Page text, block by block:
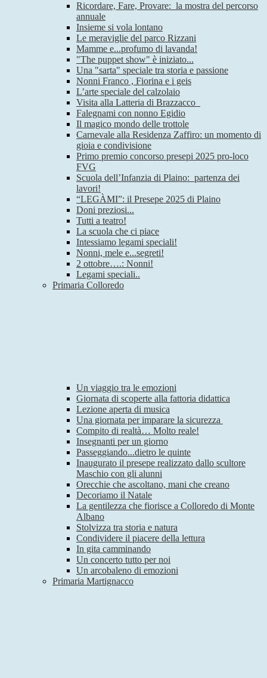
Ricordare, Fare, Provare: la mostra del percorso
annuale
Insieme si vola lontano
Le meraviglie del parco Rizzani
Mamme e...profumo di lavanda!
"The puppet show" è iniziato...
Una "sarta" speciale tra storia e passione
Nonni Franco , Fiorina e i geis
L’arte speciale del calzolaio
Visita alla Latteria di Brazzacco
Falegnami con nonno Egidio
Il magico mondo delle trottole
Carnevale alla Residenza Zaffiro: un momento di
gioia e condivisione
Primo premio concorso presepi 2025 pro-loco
FVG
Scuola dell’Infanzia di Plaino: partenza dei
lavori!
“LEGÀMI”: il Presepe 2025 di Plaino
Doni preziosi...
Tutti a teatro!
La scuola che ci piace
Intessiamo legami speciali!
Nonni, mele e...segreti!
2 ottobre….: Nonni!
Legami speciali..
Primaria Colloredo
Un viaggio tra le emozioni
Giornata di scoperte alla fattoria didattica
Lezione aperta di musica
Una giornata per imparare la sicurezza
Compito di realtà… Molto reale!
Insegnanti per un giorno
Passeggiando...dietro le quinte
Inaugurato il presepe realizzato dallo scultore
Maschio con gli alunni
Orecchie che ascoltano, mani che creano
Decoriamo il Natale
La gentilezza che fiorisce a Colloredo di Monte
Albano
Stolvizza tra storia e natura
Condividere il piacere della lettura
In gita camminando
Un concerto tutto per noi
Un arcobaleno di emozioni
Primaria Martignacco